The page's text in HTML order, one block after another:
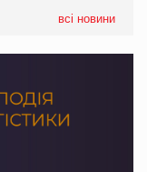
всі новини